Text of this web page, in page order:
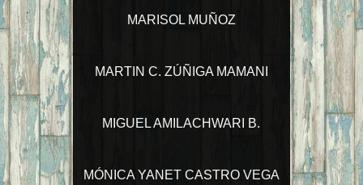
MARISOL MUÑOZ
MARTIN C. ZÚÑIGA MAMANI
MIGUEL AMILACHWARI B.
MÓNICA YANET CASTRO VEGA